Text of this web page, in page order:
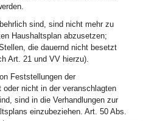
sind, sind nicht mehr zu
Haushaltsplan abzusetzen;
die dauernd nicht besetzt
Art. 21 und VV hierzu).
Feststellungen der
oder nicht in der veranschlagten
sind in die Verhandlungen zur
einzubeziehen. Art. 50 Abs.